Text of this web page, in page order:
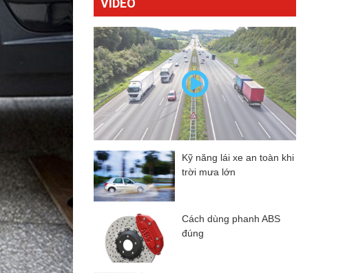
VIDEO
Kỹ năng lái xe an toàn khi
trời mưa lớn
Cách dùng phanh ABS
đúng